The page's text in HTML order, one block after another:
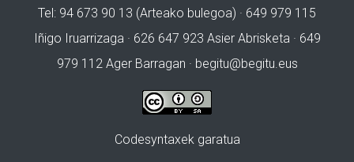
Tel: 94 673 90 13 (Arteako bulegoa) · 649 979 115
Iñigo Iruarrizaga · 626 647 923 Asier Abrisketa · 649
979 112 Ager Barragan · begitu@begitu.eus
Codesyntaxek garatua